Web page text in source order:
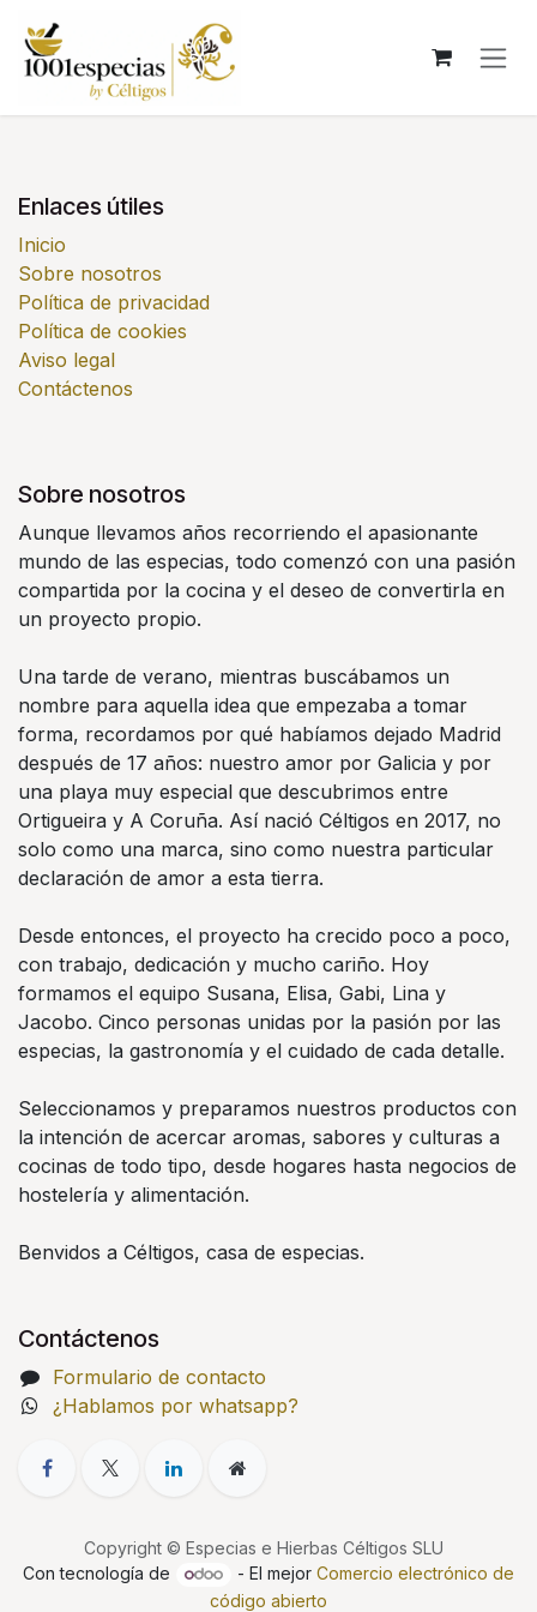
Enlaces útiles
Inicio
Sobre nosotros
Política de privacidad
Política de cookies
Aviso legal
Contáctenos
Sobre nosotros
Aunque llevamos años recorriendo el apasionante
mundo de las especias, todo comenzó con una pasión
compartida por la cocina y el deseo de convertirla en
un proyecto propio.
Una tarde de verano, mientras buscábamos un
nombre para aquella idea que empezaba a tomar
forma, recordamos por qué habíamos dejado Madrid
después de 17 años: nuestro amor por Galicia y por
una playa muy especial que descubrimos entre
Ortigueira y A Coruña. Así nació Céltigos en 2017, no
solo como una marca, sino como nuestra particular
declaración de amor a esta tierra.
Desde entonces, el proyecto ha crecido poco a poco,
con trabajo, dedicación y mucho cariño. Hoy
formamos el equipo Susana, Elisa, Gabi, Lina y
Jacobo. Cinco personas unidas por la pasión por las
especias, la gastronomía y el cuidado de cada detalle.
Seleccionamos y preparamos nuestros productos con
la intención de acercar aromas, sabores y culturas a
cocinas de todo tipo, desde hogares hasta negocios de
hostelería y alimentación.
Benvidos a Céltigos, casa de especias.
Contáctenos
Formulario de contacto
¿Hablamos por whatsapp?
Copyright © Especias e Hierbas Céltigos SLU
Con tecnología de
- El mejorComercio electrónico de
código abierto